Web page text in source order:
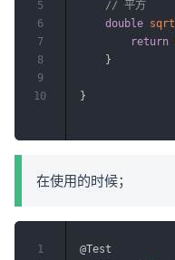
// 平方
double sqrt
return
}
}
5
6
7
8
9
10
在使用的时候；
@Test
1